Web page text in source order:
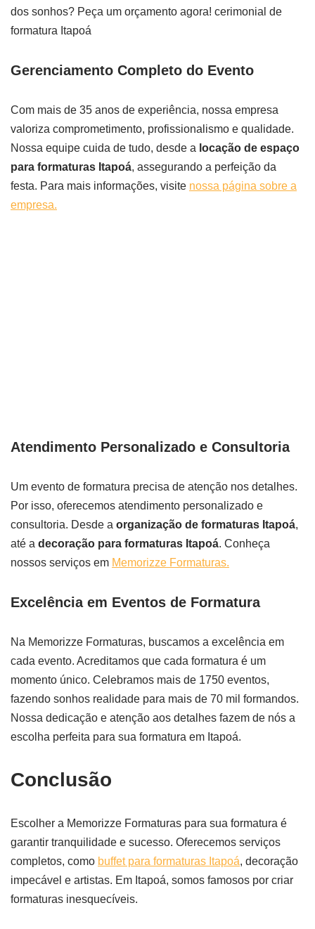
dos sonhos? Peça um orçamento agora! cerimonial de
formatura Itapoá
Gerenciamento Completo do Evento
Com mais de 35 anos de experiência, nossa empresa
valoriza comprometimento, profissionalismo e qualidade.
Nossa equipe cuida de tudo, desde a locação de espaço
para formaturas Itapoá, assegurando a perfeição da
festa. Para mais informações, visite nossa página sobre a
empresa.
Atendimento Personalizado e Consultoria
Um evento de formatura precisa de atenção nos detalhes.
Por isso, oferecemos atendimento personalizado e
consultoria. Desde a organização de formaturas Itapoá,
até a decoração para formaturas Itapoá. Conheça
nossos serviços em Memorizze Formaturas.
Excelência em Eventos de Formatura
Na Memorizze Formaturas, buscamos a excelência em
cada evento. Acreditamos que cada formatura é um
momento único. Celebramos mais de 1750 eventos,
fazendo sonhos realidade para mais de 70 mil formandos.
Nossa dedicação e atenção aos detalhes fazem de nós a
escolha perfeita para sua formatura em Itapoá.
Conclusão
Escolher a Memorizze Formaturas para sua formatura é
garantir tranquilidade e sucesso. Oferecemos serviços
completos, como buffet para formaturas Itapoá, decoração
impecável e artistas. Em Itapoá, somos famosos por criar
formaturas inesquecíveis.